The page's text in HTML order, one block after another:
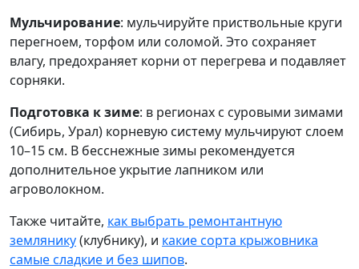
Мульчирование: мульчируйте приствольные круги
перегноем, торфом или соломой. Это сохраняет
влагу, предохраняет корни от перегрева и подавляет
сорняки.
Подготовка к зиме: в регионах с суровыми зимами
(Сибирь, Урал) корневую систему мульчируют слоем
10–15 см. В бесснежные зимы рекомендуется
дополнительное укрытие лапником или
агроволокном.
Также читайте, как выбрать ремонтантную
землянику(клубнику), и какие сорта крыжовника
самые сладкие и без шипов.